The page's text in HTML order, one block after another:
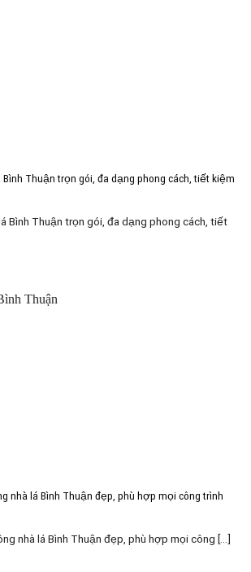
Bình Thuận trọn gói, đa dạng phong cách, tiết kiệm
Bình Thuận trọn gói, đa dạng phong cách, tiết
nhà lá Bình Thuận đẹp, phù hợp mọi công trình
nhà lá Bình Thuận đẹp, phù hợp mọi công [...]